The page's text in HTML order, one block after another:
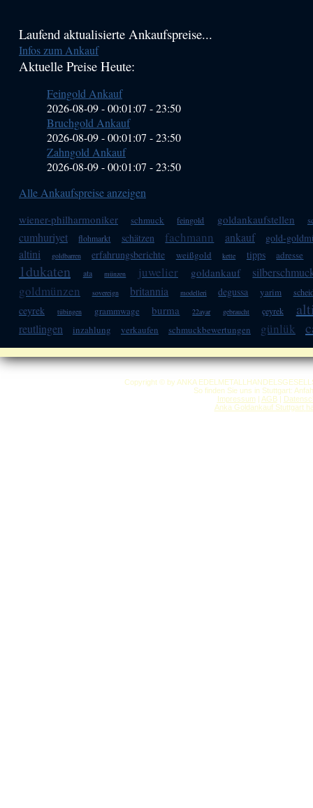
Haupt-
Sidebar
Laufend aktualisierte Ankaufspreise...
Infos zum Ankauf
Aktuelle Preise Heute:
Feingold Ankauf
2026-08-09 - 00:01:07 -23:50
Bruchgold Ankauf
2026-08-09 - 00:01:07 -23:50
Zahngold Ankauf
2026-08-09 - 00:01:07 -23:50
Alle Ankaufspreise anzeigen
wiener-philharmoniker schmuck feingold goldankaufstellen
cumhuriyet flohmarkt schätzen fachmann ankauf gold-
altini goldbarren erfahrungsberichte weißgold kette tipps adresse
1dukaten ata münzen juwelier goldankauf
goldmünzen sovereign britannia modelleri degussa yarim
ceyrek tübingen grammwage burma 22ayar gebraucht çeyrek
reutlingen inzahlung verkaufen schmuckbewertungen günlük
Copyright © by ANKA
So finden Sie uns in Stuttgart:
Impressum| AGB|
Anka Goldankauf Stuttgart